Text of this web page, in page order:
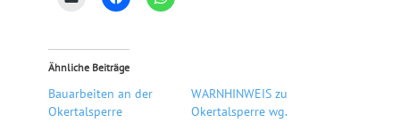
Ähnliche Beiträge
Bauarbeiten an der
Okertalsperre
WARNHINWEIS zu
Okertalsperre wg.